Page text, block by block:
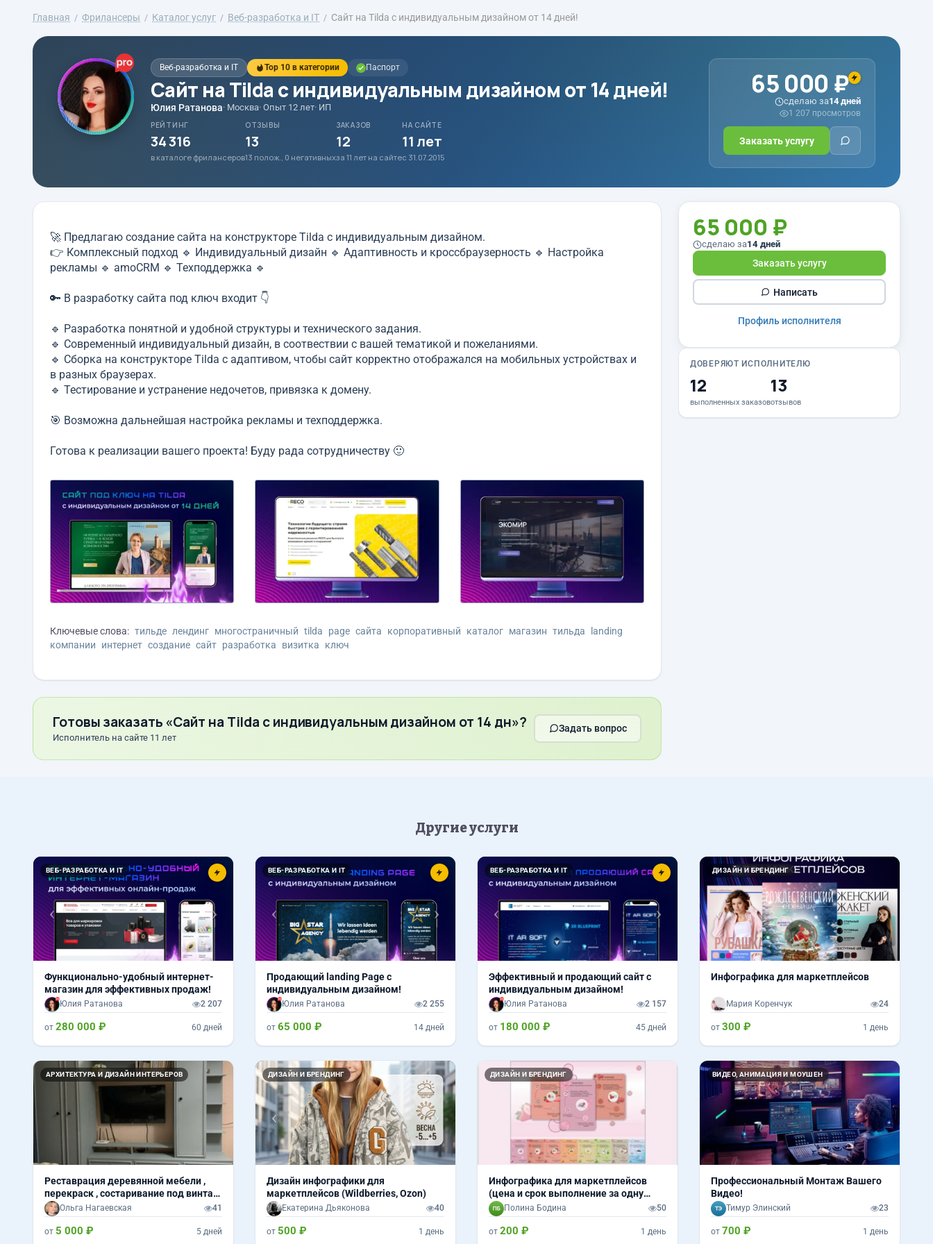
Главная Фрилансеры Каталог услуг Веб-разработка и IT Сайт на Tilda с индивидуальным дизайном от 14 дней!
Веб-разработка и IT Top 10 в категории Паспорт
Сайт на Tilda с индивидуальным дизайном от 14 дней!
Юлия Ратанова· Москва· Опыт 12 лет· ИП
РЕЙТИНГ
34 316
в каталоге фрилансеров
ОТЗЫВЫ
13
13 полож., 0 негативных
ЗАКАЗОВ
12
за 11 лет на сайте
НА САЙТЕ
11 лет
с 31.07.2015
65 000 ₽
сделаю за14 дней
1 207 просмотров
Заказать услугу
🚀 Предлагаю создание сайта на конструкторе Tilda с индивидуальным дизайном.
👉 Комплексный подход 🔹 Индивидуальный дизайн 🔹 Адаптивность и кроссбраузерность 🔹 Настройка
рекламы 🔹 amoCRM 🔹 Техподдержка 🔹
🔑 В разработку сайта под ключ входит 👇
🔹 Разработка понятной и удобной структуры и технического задания.
🔹 Современный индивидуальный дизайн, в соотвествии с вашей тематикой и пожеланиями.
🔹 Сборка на конструкторе Tilda c адаптивом, чтобы сайт корректно отображался на мобильных устройствах и
в разных браузерах.
🔹 Тестирование и устранение недочетов, привязка к домену.
🎯 Возможна дальнейшая настройка рекламы и техподдержка.
Готова к реализации вашего проекта! Буду рада сотрудничеству 🙂
Ключевые слова: тильде лендинг многостраничный tilda page сайта корпоративный каталог магазин тильда
landing
компании
интернет создание сайт разработка визитка ключ
Готовы заказать «Сайт на Tilda с индивидуальным дизайном от 14 дн»?
Исполнитель на сайте 11 лет
Задать вопрос
65 000 ₽
сделаю за14 дней
Заказать услугу
Написать
Профиль исполнителя
ДОВЕРЯЮТ ИСПОЛНИТЕЛЮ
12
выполненных заказов
13
отзывов
Другие услуги
ВЕБ-РАЗРАБОТКА И IT
Назад Вперед
Функционально-удобный интернет-
магазин для эффективных продаж!
Юлия Ратанова 2 207
от 280 000 ₽ 60 дней
ВЕБ-РАЗРАБОТКА И IT
Назад Вперед
Продающий landing Page с
индивидуальным дизайном!
Юлия Ратанова 2 255
от 65 000 ₽ 14 дней
ВЕБ-РАЗРАБОТКА И IT
Назад Вперед
Эффективный и продающий сайт с
индивидуальным дизайном!
Юлия Ратанова 2 157
от 180 000 ₽ 45 дней
ДИЗАЙН И БРЕНДИНГ
Назад Вперед
Инфографика для маркетплейсов
Мария Коренчук 24
от 300 ₽ 1 день
АРХИТЕКТУРА И ДИЗАЙН ИНТЕРЬЕРОВ
Реставрация деревянной мебели ,
перекраск , состаривание под винтаж
и т д.Ольга Нагаевская 41
от 5 000 ₽ 5 дней
ДИЗАЙН И БРЕНДИНГ
Назад Вперед
Дизайн инфографики для
маркетплейсов (Wildberries, Ozon)
Екатерина Дьяконова 40
от 500 ₽ 1 день
ДИЗАЙН И БРЕНДИНГ
Инфографика для маркетплейсов
(цена и срок выполнение за одну
карточку)
Полина Бодина 50
от 200 ₽ 1 день
ВИДЕО, АНИМАЦИЯ И МОУШЕН
Профессиональный Монтаж Вашего
Видео!
Тимур Элинский 23
от 700 ₽ 1 день